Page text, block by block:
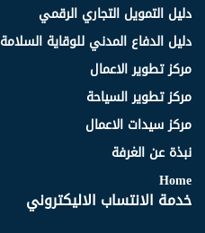
دليل التمويل التجاري الرقمي
دليل الدفاع المدني للوقاية السلامة
مركز تطوير الاعمال
مركز تطوير السياحة
مركز سيدات الاعمال
نبذة عن الغرفة
Home
خدمة الانتساب الاليكتروني